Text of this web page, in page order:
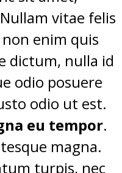
vitae felis
enim quis
dictum, nulla id
odio posuere
odio ut est.
eu tempor.
magna.
turpis, nec